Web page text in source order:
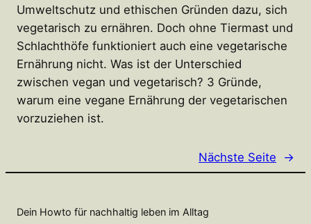
Umweltschutz und ethischen Gründen dazu, sich
vegetarisch zu ernähren. Doch ohne Tiermast und
Schlachthöfe funktioniert auch eine vegetarische
Ernährung nicht. Was ist der Unterschied
zwischen vegan und vegetarisch? 3 Gründe,
warum eine vegane Ernährung der vegetarischen
vorzuziehen ist.
Nächste Seite →
Dein Howto für nachhaltig leben im Alltag